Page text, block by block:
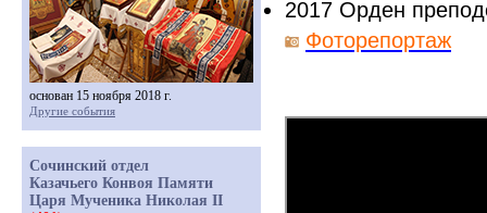
2017 Орден
Фоторепортаж
основан 15 ноября 2018 г.
Другие события
Сочинский отдел
Казачьего Конвоя Памяти
Царя Мученика Николая II